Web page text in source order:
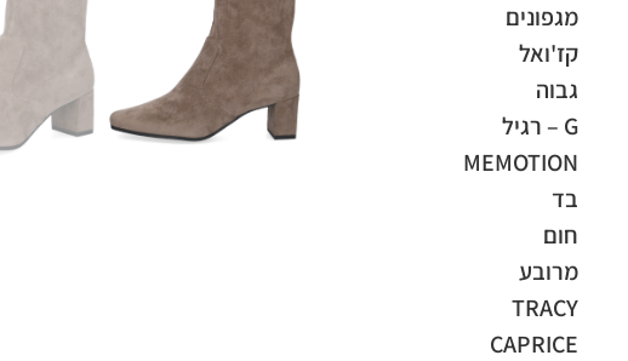
מגפונים
קז'ואל
גבוה
G – רגיל
MEMOTION
בד
חום
מרובע
TRACY
CAPRICE